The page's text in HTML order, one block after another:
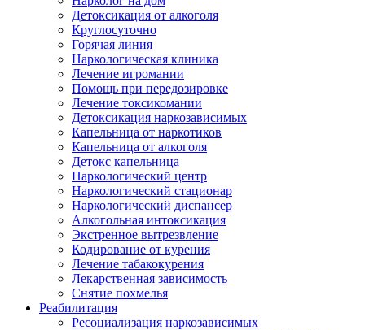
Детоксикация от алкоголя
Круглосуточно
Горячая линия
Наркологическая клиника
Лечение игромании
Помощь при передозировке
Лечение токсикомании
Детоксикация наркозависимых
Капельница от наркотиков
Капельница от алкоголя
Детокс капельница
Наркологический центр
Наркологический стационар
Наркологический диспансер
Алкогольная интоксикация
Экстренное вытрезвление
Кодирование от курения
Лечение табакокурения
Лекарственная зависимость
Снятие похмелья
Реабилитация
Ресоциализация наркозависимых